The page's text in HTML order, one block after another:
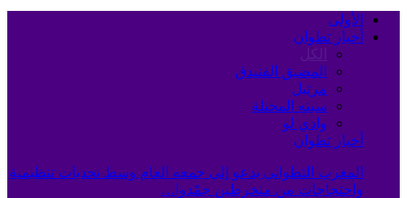
الأولى
أخبار تطوان
الكل
المضيق الفنيدق
مرتيل
سبته المحتلة
وادي لو
أخبار تطوان
المغرب التطواني يدعو إلى جمعه العام وسط تحديات تنظيمية
واحتجاجات من منخرطين جمّدوا…